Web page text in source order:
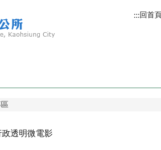
:::回首
政透明微電影